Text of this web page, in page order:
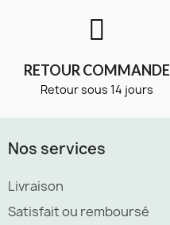
RETOUR COMMANDE
Retour sous 14 jours
Nos services
Livraison
Satisfait ou remboursé